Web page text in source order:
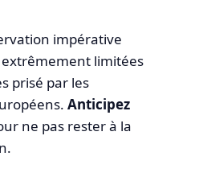
impérative
extrêmement limitées
prisé par les
Anticipez
ne pas rester à la